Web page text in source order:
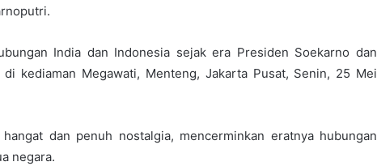
India dan Indonesia sejak era Presiden Soekarno dan
kediaman Megawati, Menteng, Jakarta Pusat, Senin, 25 Mei
dan penuh nostalgia, mencerminkan eratnya hubungan
negara.